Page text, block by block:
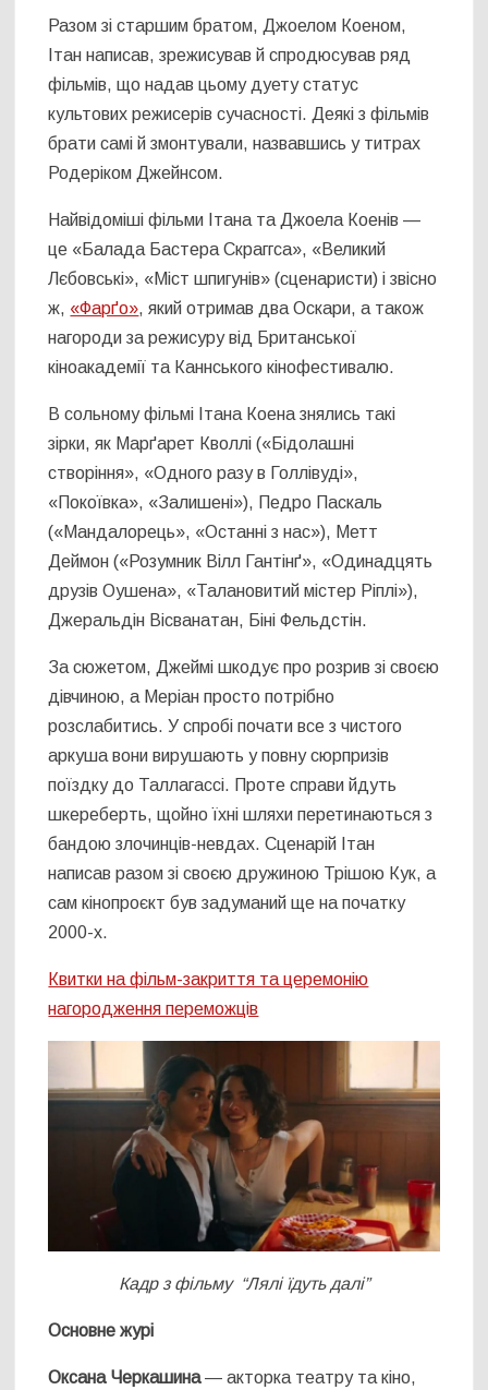
Разом зі старшим братом, Джоелом Коеном,
Ітан написав, зрежисував й спродюсував ряд
фільмів, що надав цьому дуету статус
культових режисерів сучасності. Деякі з фільмів
брати самі й змонтували, назвавшись у титрах
Родеріком Джейнсом.
Найвідоміші фільми Ітана та Джоела Коенів —
це «Балада Бастера Скраггса», «Великий
Лєбовські», «Міст шпигунів» (сценаристи) і звісно
ж, «Фарґо», який отримав два Оскари, а також
нагороди за режисуру від Британської
кіноакадемії та Каннського кінофестивалю.
В сольному фільмі Ітана Коена знялись такі
зірки, як Марґарет Кволлі («Бідолашні
створіння», «Одного разу в Голлівуді»,
«Покоївка», «Залишені»), Педро Паскаль
(«Мандалорець», «Останні з нас»), Метт
Деймон («Розумник Вілл Гантінґ», «Одинадцять
друзів Оушена», «Талановитий містер Ріплі»),
Джеральдін Вісванатан, Біні Фельдстін.
За сюжетом, Джеймі шкодує про розрив зі своєю
дівчиною, а Меріан просто потрібно
розслабитись. У спробі почати все з чистого
аркуша вони вирушають у повну сюрпризів
поїздку до Таллагассі. Проте справи йдуть
шкереберть, щойно їхні шляхи перетинаються з
бандою злочинців-невдах. Сценарій Ітан
написав разом зі своєю дружиною Трішою Кук, а
сам кінопроєкт був задуманий ще на початку
2000-х.
Квитки на фільм-закриття та церемонію
нагородження переможців
Кадр з фільму “Лялі їдуть далі”
Основне журі
Оксана Черкашина— акторка театру та кіно,